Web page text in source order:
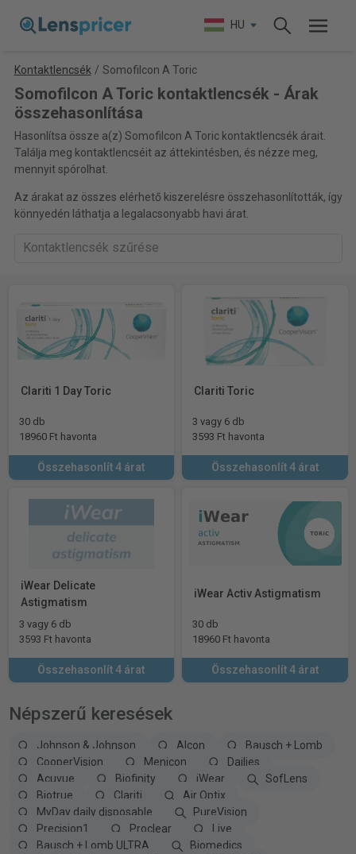
HU
Kontaktlencsék / Somofilcon A Toric
Somofilcon A Toric kontaktlencsék - Árak
összehasonlítása
Hasonlítsa össze a(z) Somofilcon A Toric kontaktlencsék árait.
Találja meg kontaktlencséit az áttekintésben, és nézze meg,
mennyit spórolhat.
Az árakat az összes elérhető kiszerelésre összehasonlították, így
könnyedén láthatja a legalacsonyabb havi árat.
Clariti 1 Day Toric
30 db
18960 Ft havonta
Összehasonlít 4 árat
Clariti Toric
3 vagy 6 db
3593 Ft havonta
Összehasonlít 4 árat
iWear Delicate
Astigmatism
3 vagy 6 db
3593 Ft havonta
Összehasonlít 4 árat
iWear Activ Astigmatism
30 db
18960 Ft havonta
Összehasonlít 4 árat
Népszerű keresések
Johnson & Johnson Alcon
Bausch + Lomb
CooperVision
Menicon
Dailies
Acuvue
Biofinity iWear
SofLens
Biotrue
Clariti
Air Optix
MyDay daily disposable
PureVision
Precision1
Proclear
Live
Bausch + Lomb ULTRA
Biomedics